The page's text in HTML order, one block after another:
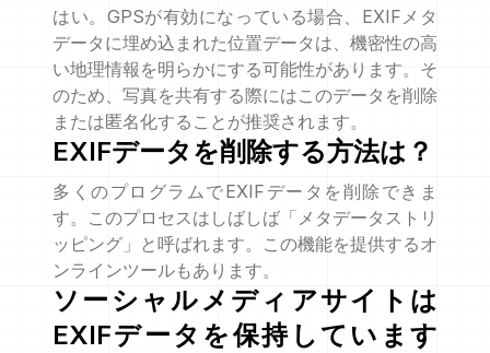
はい。GPSが有効になっている場合、EXIFメタ
データに埋め込まれた位置データは、機密性の高
い地理情報を明らかにする可能性があります。そ
のため、写真を共有する際にはこのデータを削除
または匿名化することが推奨されます。
EXIFデータを削除する方法は？
多くのプログラムでEXIFデータを削除できま
す。このプロセスはしばしば「メタデータストリ
ッピング」と呼ばれます。この機能を提供するオ
ンラインツールもあります。
ソーシャルメディアサイトは
EXIFデータを保持しています